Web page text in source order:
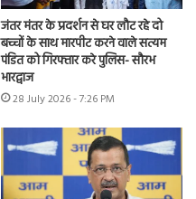
जंतर मंतर के प्रदर्शन से घर लौट रहे दो
बच्चों के साथ मारपीट करने वाले सत्यम
पंडित को गिरफ्तार करे पुलिस- सौरभ
भारद्वाज
28 July 2026 - 7:26 PM